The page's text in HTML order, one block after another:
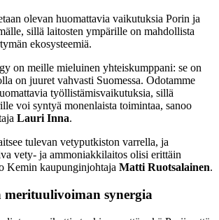
olevan huomattavia vaikutuksia Porin ja
sillä laitosten ympärille on mahdollista
ekosysteemiä.
on meille mieluinen yhteiskumppani: se on
on juuret vahvasti Suomessa. Odotamme
työllistämisvaikutuksia, sillä
voi syntyä monenlaista toimintaa, sanoo
Lauri Inna.
tulevan vetyputkiston varrella, ja
vety- ja ammoniakkilaitos olisi erittäin
Kemin kaupunginjohtaja Matti Ruotsalainen.
merituulivoiman synergia